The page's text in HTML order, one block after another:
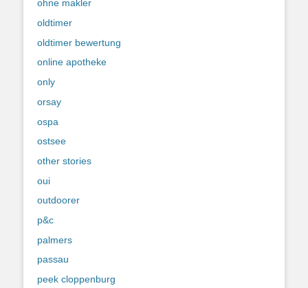
ohne makler
oldtimer
oldtimer bewertung
online apotheke
only
orsay
ospa
ostsee
other stories
oui
outdoorer
p&c
palmers
passau
peek cloppenburg